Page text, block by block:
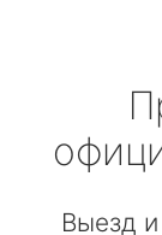
Выезд